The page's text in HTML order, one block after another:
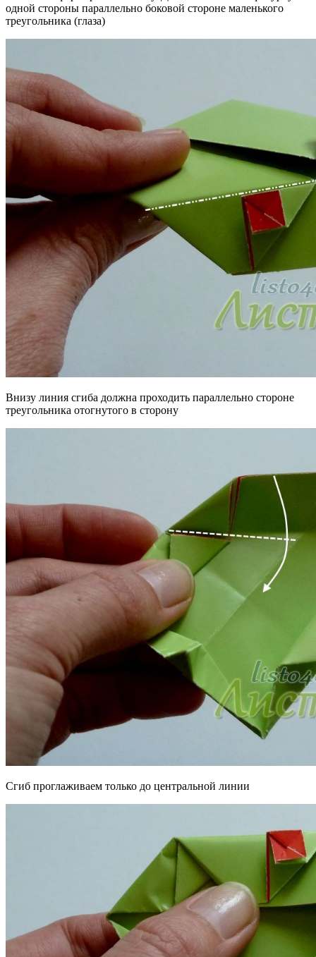
одной стороны параллельно боковой стороне маленького
треугольника (глаза)
Внизу линия сгиба должна проходить параллельно стороне
треугольника отогнутого в сторону
Сгиб проглаживаем только до центральной линии